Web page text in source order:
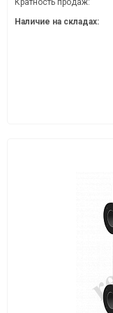
Кратность продаж:
Наличие на складах: